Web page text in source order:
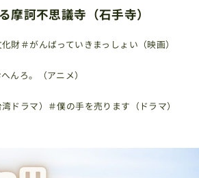
摩訶不思議寺（石手寺）
化財＃がんばっていきまっしょい（映画）
んろ。（アニメ）
ドラマ） ＃僕の手を売ります（ドラマ）